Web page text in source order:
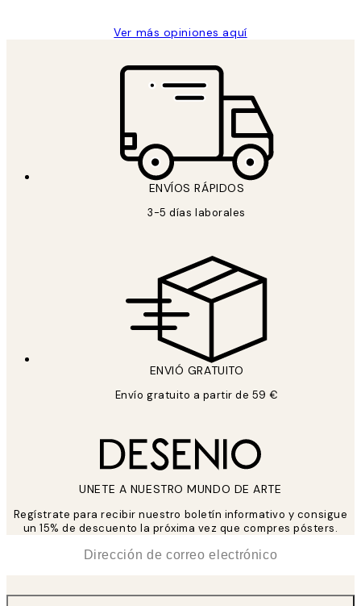
Ver más opiniones aquí
ENVÍOS RÁPIDOS
3-5 días laborales
ENVIÓ GRATUITO
Envío gratuito a partir de 59 €
UNETE A NUESTRO MUNDO DE ARTE
Regístrate para recibir nuestro boletín informativo y consigue
un 15% de descuento la próxima vez que compres pósters.